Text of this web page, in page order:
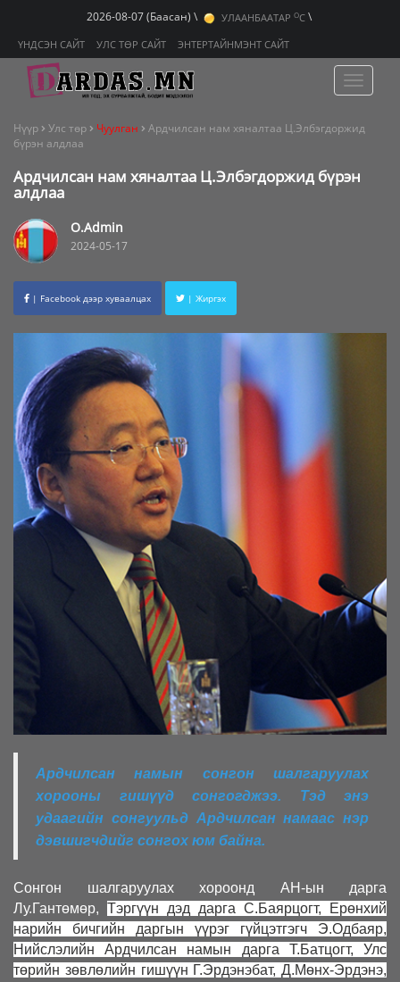
2026-08-07 (Баасан) \ УЛААНБААТАР OC
ЭРДЭНЭТ OC
\
ҮНДСЭН САЙТ УЛС ТӨР САЙТ ЭНТЕРТАЙНМЭНТ САЙТ
Toggle
Нүүр Улс төр Чуулган
Ардчилсан нам хяналтаа Ц.Элбэгдоржид
бүрэн алдлаа
Ардчилсан нам хяналтаа Ц.Элбэгдоржид бүрэн
алдлаа
O.Admin
2024-05-17
| Facebook дээр хуваалцах | Жиргэх
Ардчилсан намын сонгон шалгаруулах
хорооны гишүүд сонгогджээ. Тэд энэ
удаагийн сонгуульд Ардчилсан намаас нэр
дэвшигчдийг сонгох юм байна.
Сонгон шалгаруулах хороонд АН-ын дарга
Лу.Гантөмөр, Тэргүүн дэд дарга С.Баярцогт, Ерөнхий
нарийн бичгийн даргын үүрэг гүйцэтгэгч Э.Одбаяр,
Нийслэлийн Ардчилсан намын дарга Т.Батцогт, Улс
төрийн зөвлөлийн гишүүн Г.Эрдэнэбат, Д.Мөнх-Эрдэнэ,